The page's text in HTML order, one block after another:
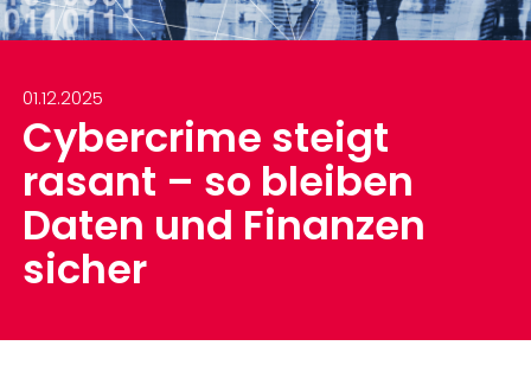
01.12.2025
Cybercrime steigt
rasant – so bleiben
Daten und Finanzen
sicher